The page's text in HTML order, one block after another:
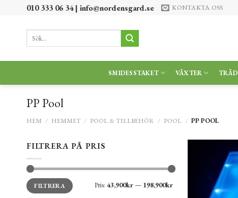
010 333 06 34 | info@nordensgard.se KONTAKTA OSS
efter:
SMIDESSTAKET VÄXTER TRÄD
PP Pool
HEM / HEMMET / POOL & TILLBEHÖR / POOL / PP POOL
FILTRERA PÅ PRIS
Min
pris
Max
prisFILTRERA Pris: 43,900kr— 198,900kr